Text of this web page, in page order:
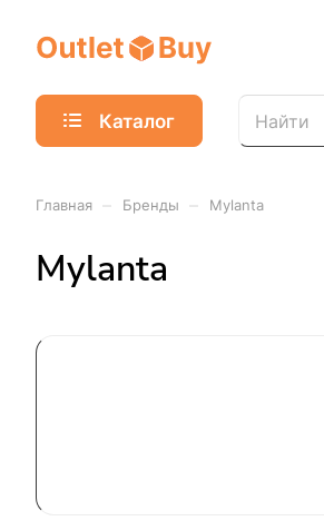
Каталог
Главная Бренды Mylanta
Mylanta